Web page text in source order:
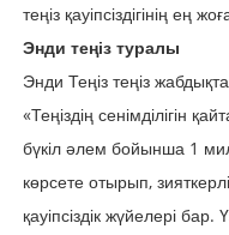
теңіз қауіпсіздігінің ең
Энди теңіз туралы
Энди Теңіз теңіз
«Теңіздің сенімділігін
бүкіл әлем бойынша 1
көрсете отырып,
қауіпсіздік жүйелері бар.